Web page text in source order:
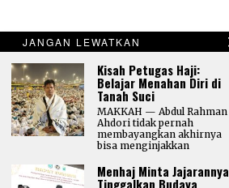
JANGAN LEWATKAN
Kisah Petugas Haji:
Belajar Menahan Diri di
Tanah Suci
MAKKAH — Abdul Rahman
Ahdori tidak pernah
membayangkan akhirnya
bisa menginjakkan
Menhaj Minta Jajarannya
Tinggalkan Budaya